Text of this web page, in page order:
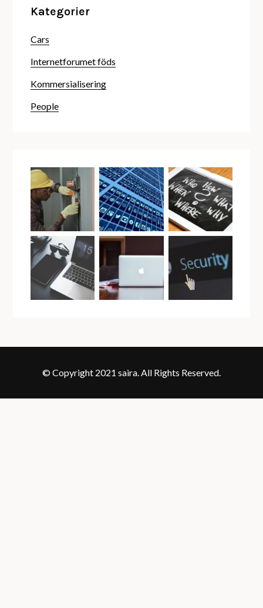
Kategorier
Cars
Internetforumet föds
Kommersialisering
People
© Copyright 2021 saira. All Rights Reserved.